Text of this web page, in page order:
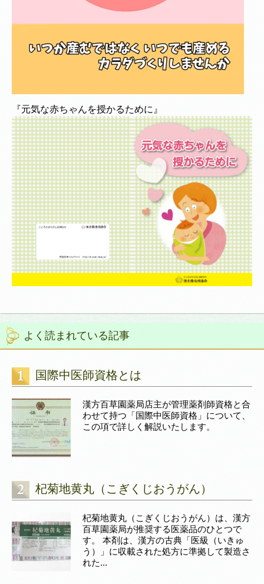
『元気な赤ちゃんを授かるために』
よく読まれている記事
国際中医師資格とは
漢方百草園薬局店主が管理薬剤師資格と合
わせて持つ「国際中医師資格」について、
この項で詳しく解説いたします。
杞菊地黄丸（こぎくじおうがん）
杞菊地黄丸（こぎくじおうがん）は、漢方
百草園薬局が推奨する医薬品のひとつで
す。 本剤は、漢方の古典「医級（いきゅ
う）」に収載された処方に準拠して製造さ
れた...